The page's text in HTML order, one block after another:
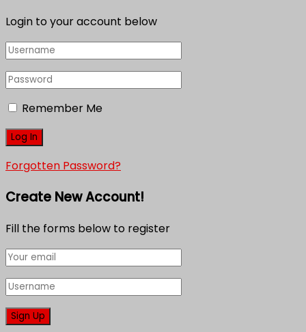
Login to your account below
Remember Me
Forgotten Password?
Create New Account!
Fill the forms below to register